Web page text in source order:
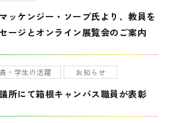
ッケンジー・ソープ氏より、教員を
ージとオンライン展覧会のご案内
・学生の活躍 お知らせ
所にて箱根キャンパス職員が表彰